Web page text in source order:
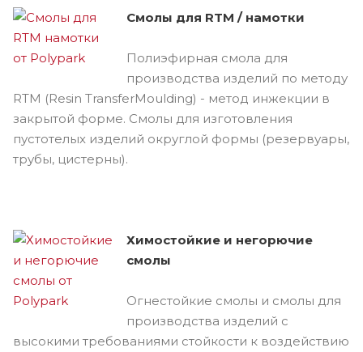
Смолы для RTM / намотки
Полиэфирная смола для
производства изделий по методу
RTM (Resin TransferMoulding) - метод инжекции в
закрытой форме. Смолы для изготовления
пустотелых изделий округлой формы (резервуары,
трубы, цистерны).
Химостойкие и негорючие
смолы
Огнестойкие смолы и смолы для
производства изделий с
высокими требованиями стойкости к воздействию